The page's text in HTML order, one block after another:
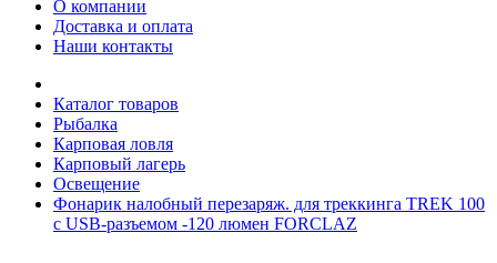
О компании
Доставка и оплата
Наши контакты
Каталог товаров
Рыбалка
Карповая ловля
Карповый лагерь
Освещение
Фонарик налобный перезаряж. для треккинга TREK 100
с USB-разъемом -120 люмен FORCLAZ